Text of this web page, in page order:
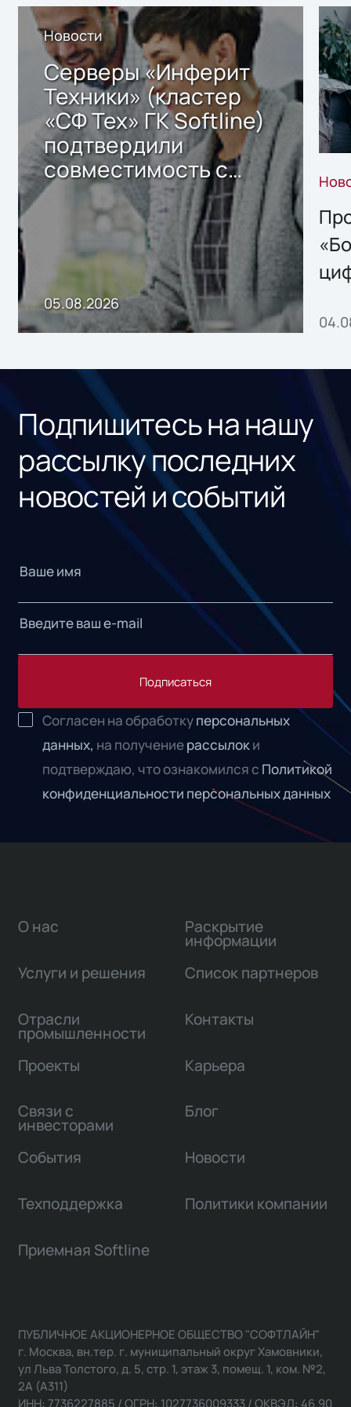
Новости
Серверы «Инферит
Техники» (кластер
«СФ Тех» ГК Softline)
подтвердили
совместимость с
решением Sharx
Storage 2.x для
хранения данных
05.08.2026
Подпишитесь на нашу
рассылку последних
новостей и событий
Подписаться
Согласен на обработкуперсональных
данных, на получениерассылоки
подтверждаю, что ознакомился с Политикой
конфиденциальности персональных данных
О нас
Услуги и решения
Отрасли
промышленности
Проекты
Связи с
инвесторами
Раскрытие
информации
Список партнеров
Контакты
Карьера
Блог
События Новости
Техподдержка Политики компании
Приемная Softline
ПУБЛИЧНОЕ АКЦИОНЕРНОЕ ОБЩЕСТВО "СОФТЛАЙН"
г. Москва, вн.тер. г. муниципальный округ Хамовники,
ул Льва Толстого, д. 5, стр. 1, этаж 3, помещ. 1, ком. №2,
2А (А311)
ИНН: 7736227885 / ОГРН: 1027736009333 / ОКВЭД: 46.90